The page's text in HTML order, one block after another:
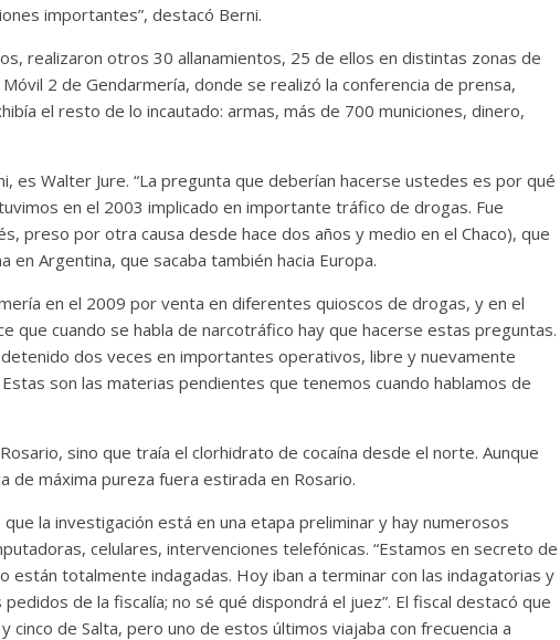
importantes”, destacó Berni.
realizaron otros 30 allanamientos, 25 de ellos en distintas zonas de
2 de Gendarmería, donde se realizó la conferencia de prensa,
el resto de lo incautado: armas, más de 700 municiones, dinero,
es Walter Jure. “La pregunta que deberían hacerse ustedes es por qué
en el 2003 implicado en importante tráfico de drogas. Fue
preso por otra causa desde hace dos años y medio en el Chaco), que
en Argentina, que sacaba también hacia Europa.
en el 2009 por venta en diferentes quioscos de drogas, y en el
que cuando se habla de narcotráfico hay que hacerse estas preguntas.
dos veces en importantes operativos, libre y nuevamente
son las materias pendientes que tenemos cuando hablamos de
sino que traía el clorhidrato de cocaína desde el norte. Aunque
máxima pureza fuera estirada en Rosario.
la investigación está en una etapa preliminar y hay numerosos
celulares, intervenciones telefónicas. “Estamos en secreto de
están totalmente indagadas. Hoy iban a terminar con las indagatorias y
de la fiscalía; no sé qué dispondrá el juez”. El fiscal destacó que
cinco de Salta, pero uno de estos últimos viajaba con frecuencia a